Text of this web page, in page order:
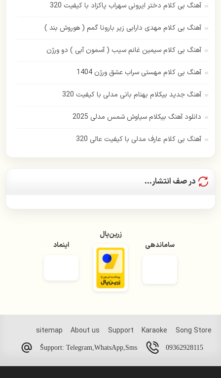
رضا صادقی
رضا یزدانی
زانیار خسروی
سهراب پاکزاد
ساسی مانکن
سالار عقیلی
شهره صولتی
عارف
آهنگ بی کلام دختر ایرونی سهراب پاکزاد با کیفیت 320
آهنگ بی کلام مهدی دارابی زیر بارونا گمم ( هوروش بند )
آهنگ بی کلام سیمین غانم سیب ( آسمون آبی ) دو ورژن
آهنگ بی کلام مهستی سراب عشق ورژن 1404
آهنگ جدید بیکلام بهنام بانی مدلی با کیفیت 320
دانلود آهنگ بیکلام سیاوش شمس مدلی 2025
آهنگ بی کلام عارف مدلی با کیفیت عالی 320
در صف انتشار...
ساماندهی
زرین‌پال
اینماد
Song Store
Karaoke
Support
About us
sitemap
09362928115 ُSupport: Telegram,WhatsApp,Sms